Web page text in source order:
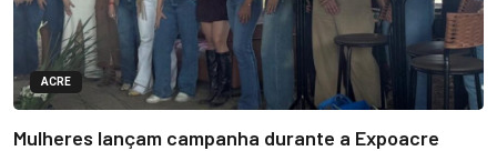
ACRE
Mulheres lançam campanha durante a Expoacre